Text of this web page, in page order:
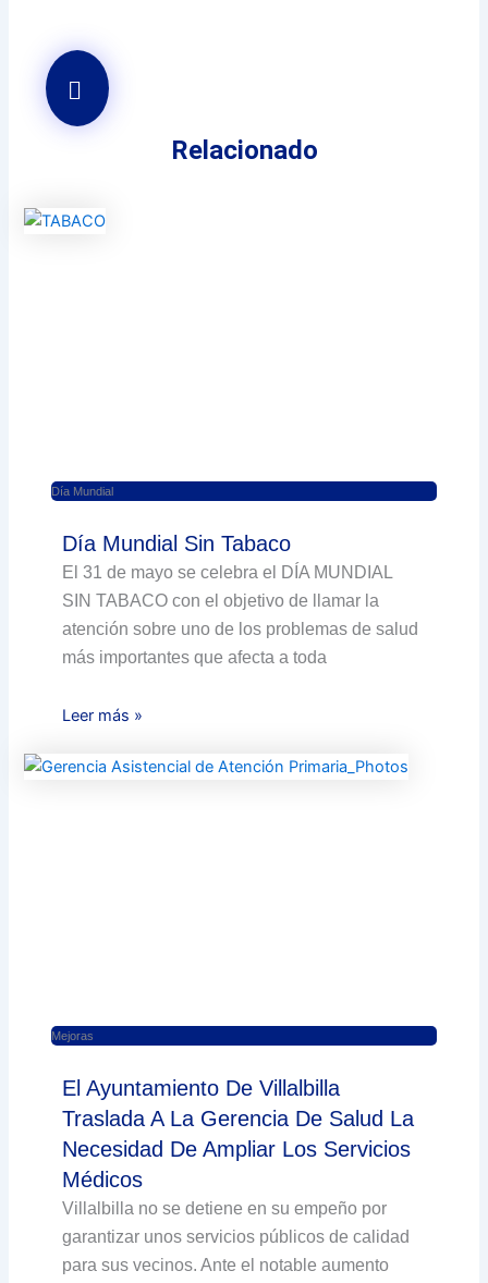
Relacionado
Día Mundial
Día Mundial Sin Tabaco
El 31 de mayo se celebra el DÍA MUNDIAL
SIN TABACO con el objetivo de llamar la
atención sobre uno de los problemas de salud
más importantes que afecta a toda
Leer más »
Mejoras
El Ayuntamiento De Villalbilla
Traslada A La Gerencia De Salud La
Necesidad De Ampliar Los Servicios
Médicos
Villalbilla no se detiene en su empeño por
garantizar unos servicios públicos de calidad
para sus vecinos. Ante el notable aumento